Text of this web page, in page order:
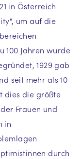
in Österreich
um auf die
100 Jahren wurde
1929 gab
seit mehr als 10
dies die größte
Frauen und
in
durch